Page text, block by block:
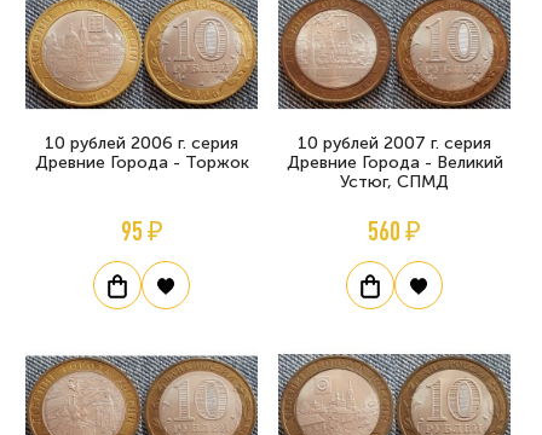
10 рублей 2006 г. серия
Древние Города - Торжок
95 ₽
10 рублей 2007 г. серия
Древние Города - Великий
Устюг, СПМД
560 ₽